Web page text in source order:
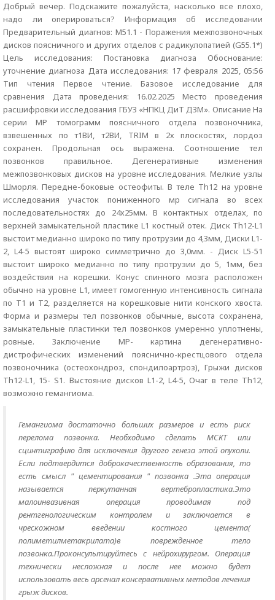
Добрый вечер. Подскажите пожалуйста, насколько все плохо,
надо ли оперироваться? Информация об исследовании
Предварительный диагнов: M51.1 - Поражения межпозвоночных
дисков поясничного и других отделов с радикулопатией (G55.1*)
Цель исследования: Постановка диагноза Обоснование:
уточнение диагноза Дата исследования: 17 февраля 2025, 05:56
Тип чтения Первое чтение. Базовое исследование для
сравнения Дата проведения: 16.02.2025 Место проведения
расшифровки исследования ГБУЗ «НПКЦ ДиТ ДЗМ». Описание На
серии MP томограмм поясничного отдела позвоночника,
взвешенных по т1BИ, т2ВИ, TRIM в 2х плоскостях, лордоз
сохранен. Продольная ось выражена. Соотношение тел
позвонков правильное. Дегенеративные изменения
межпозвонковых дисков на уровне исследования. Мелкие узлы
Шморля. Передне-боковые остеофиты. В теле Th12 на уровне
исследования участок пониженного мр сигнала во всех
последовательностях до 24х25мм. В контактных отделах, по
верхней замыкательной пластике L1 костный отек. Диск Th12-L1
выстоит медианно широко по типу протрузии до 4,3мм, Диски L1-
2, L4-5 выстоят широко симметрично до 3,0мм. - Диск L5-51
выстоит широко медианно по типу протрузии до 5, 1мм, без
воздействия на корешки. Конус спинного мозга расположен
обычно на уровне L1, имеет гомогенную интенсивность сигнала
по Т1 и Т2, разделяется на корешковые нити конского хвоста.
Форма и размеры тел позвонков обычные, высота сохранена,
замыкательные пластинки тел позвонков умеренно уплотнены,
ровные. Заключение МP- картина дегенеративно-
дистрофических изменений пояснично-крестцового отдела
позвоночника (остеохондроз, спондилоартроз), Грыжи дисков
Th12-L1, 15- S1. Выстояние дисков L1-2, L4-5, Очаг в теле Th12,
возможно гемангиома.
Гемангиома достаточно больших размеров и есть риск
перелома позвонка. Необходимо сделать МСКТ или
сцинтиграфию для исключения другого генеза этой опухоли.
Если подтвердится доброкачественность образования, то
есть смысл " цементирования " позвонка .Эта операция
называется перкутанная вертебропластика.Это
малоинвазивная операция проводимая под
рентгенологическим контролем и заключается в
чрескожном введении костного цемента(
полиметилметакрилата)в поврежденное тело
позвонка.Проконсультируйтесь с нейрохирургом. Операция
технически несложная и после нее можно будет
использовать весь арсенал консервативных методов лечения
грыж дисков.